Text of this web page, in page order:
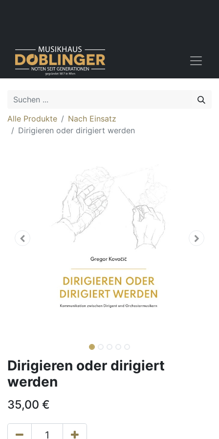
Alle Produkte
Nach Einsatz
Dirigieren oder dirigiert werden
Dirigieren oder dirigiert
werden
35,00 €